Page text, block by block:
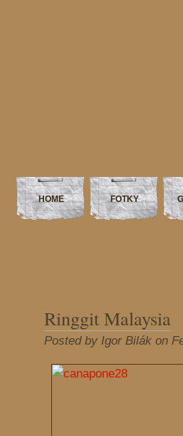
HOME FOTKY
Ringgit Malaysia
Posted by Igor Bilák on